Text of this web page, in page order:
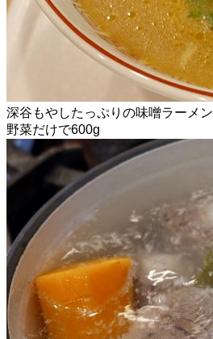
深谷もやしたっぷりの味噌ラーメン
野菜だけで600g